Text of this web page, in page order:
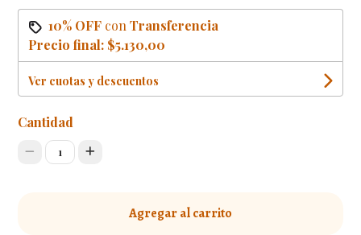
10% OFF conTransferencia
Precio final: $5.130,00
Ver cuotas y descuentos
Cantidad
1
Agregar al carrito